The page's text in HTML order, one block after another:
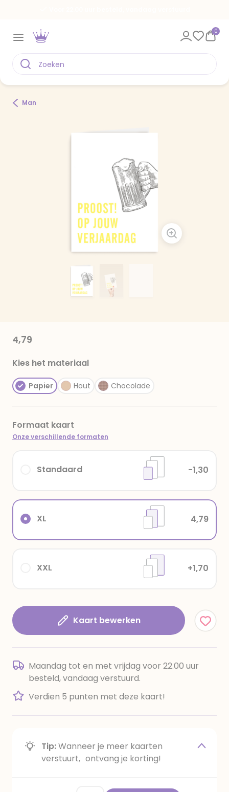
0
Man
4,79
Kies het materiaal
Papier Hout Chocolade
Formaat kaart
Onze verschillende formaten
XXL +1,70
XL 4,79
Standaard -1,30
Kaart bewerken
Maandag tot en met vrijdag voor 22.00 uur
besteld, vandaag verstuurd.
Verdien 5 punten met deze kaart!
Tip:Wanneer je meer kaarten
verstuurt, ontvang je korting!